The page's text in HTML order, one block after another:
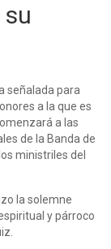
señalada para
a la que es
a las
de la Banda de
ministriles del
la solemne
y párroco